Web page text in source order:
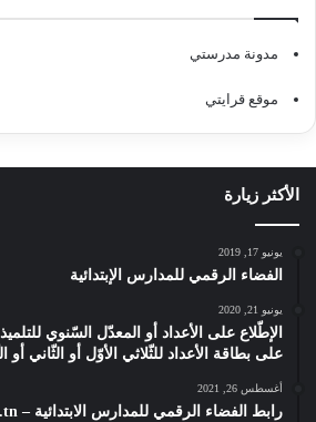
مدونة مدرستي
موقع قرايتي
الأكثر زيارة
يونيو 17, 2019
الفضاء الرقمي للمدارس الإبتدائية
يونيو 21, 2020
الإطّلاع على الأعداد أو المعدّل السّنوي
على بطاقة الأعداد للثّلاثي الأوّل أو الثّاني أو
أغسطس 26, 2021
رابط الفضاء الرقمي للمدارس الابتدائية – CNTE www.ent.cnte.tn